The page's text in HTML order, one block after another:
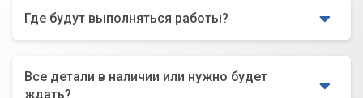
Где будут выполняться работы?
Все детали в наличии или нужно будет
ждать?